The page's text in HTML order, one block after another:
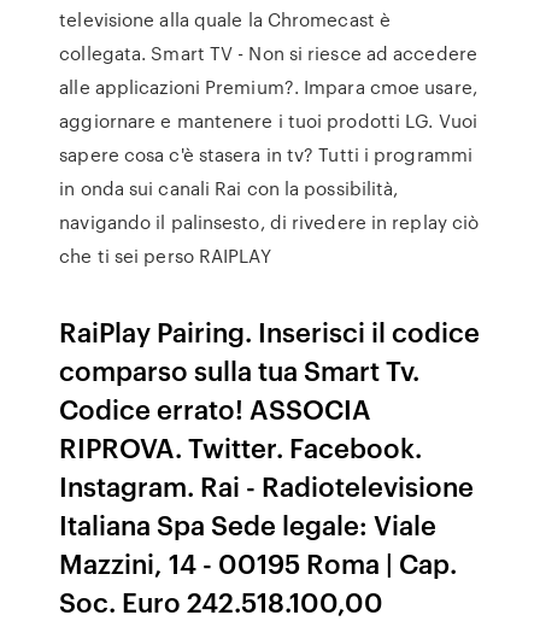
televisione alla quale la Chromecast è
collegata. Smart TV - Non si riesce ad accedere
alle applicazioni Premium?. Impara cmoe usare,
aggiornare e mantenere i tuoi prodotti LG. Vuoi
sapere cosa c'è stasera in tv? Tutti i programmi
in onda sui canali Rai con la possibilità,
navigando il palinsesto, di rivedere in replay ciò
che ti sei perso RAIPLAY
RaiPlay Pairing. Inserisci il codice
comparso sulla tua Smart Tv.
Codice errato! ASSOCIA
RIPROVA. Twitter. Facebook.
Instagram. Rai - Radiotelevisione
Italiana Spa Sede legale: Viale
Mazzini, 14 - 00195 Roma | Cap.
Soc. Euro 242.518.100,00